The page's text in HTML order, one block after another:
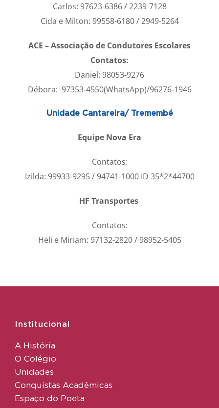
Carlos: 97623-6386 / 2239-7128
Cida e Milton: 99558-6180 / 2949-5264
ACE – Associação de Condutores Escolares
Contatos:
Daniel: 98053-9276
Débora: 97353-4550(WhatsApp)/96276-1946
Unidade Cantareira/ Tremembé
Equipe Nova Era
Contatos:
Izilda: 99933-9295 / 94741-1000 ID 35*2*44700
HF Transportes
Contatos:
Heli e Miriam: 97132-2820 / 98952-5405
Institucional
A História
O Colégio
Unidades
Conquistas Acadêmicas
Espaço do Poeta